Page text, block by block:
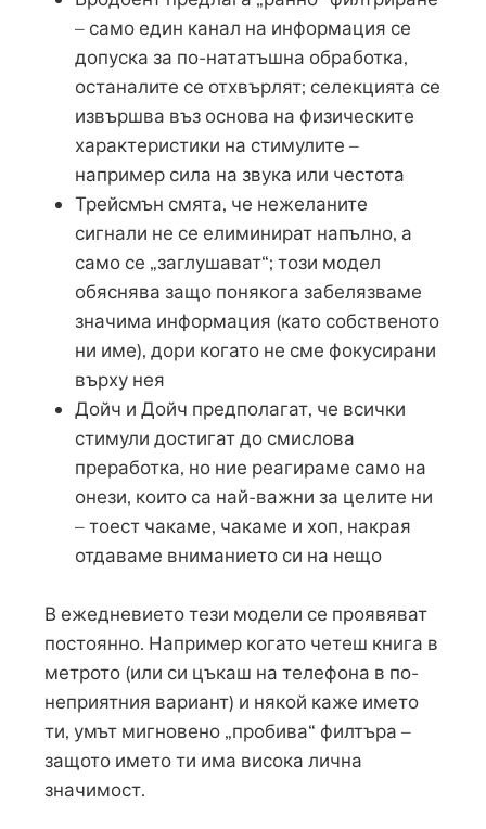
– само един канал на информация се
допуска за по-нататъшна обработка,
останалите се отхвърлят; селекцията се
извършва въз основа на физическите
характеристики на стимулите –
например сила на звука или честота
Трейсмън смята, че нежеланите
сигнали не се елиминират напълно, а
само се „заглушават“; този модел
обяснява защо понякога забелязваме
значима информация (като собственото
ни име), дори когато не сме фокусирани
върху нея
Дойч и Дойч предполагат, че всички
стимули достигат до смислова
преработка, но ние реагираме само на
онези, които са най-важни за целите ни
– тоест чакаме, чакаме и хоп, накрая
отдаваме вниманието си на нещо
В ежедневието тези модели се проявяват
постоянно. Например когато четеш книга в
метрото (или си цъкаш на телефона в по-
неприятния вариант) и някой каже името
ти, умът мигновено „пробива“ филтъра –
защото името ти има висока лична
значимост.